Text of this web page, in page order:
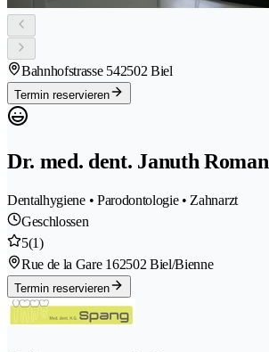
Bahnhofstrasse 542502 Biel
Termin reservieren
Dr. med. dent. Januth Roman
Dentalhygiene • Parodontologie • Zahnarzt
Geschlossen
5(1)
Rue de la Gare 162502 Biel/Bienne
Termin reservieren